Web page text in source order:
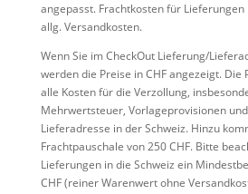
angepasst. Frachtkosten für
allg. Versandkosten.
Wenn Sie im CheckOut Lieferung/
werden die Preise in CHF angezeigt. Die
alle Kosten für die Verzollung,
Mehrwertsteuer, Vorlageprovisionen
Lieferadresse in der Schweiz. Hinzu
Frachtpauschale von 250 CHF. Bitte
Lieferungen in die Schweiz ein
CHF (reiner Warenwert ohne